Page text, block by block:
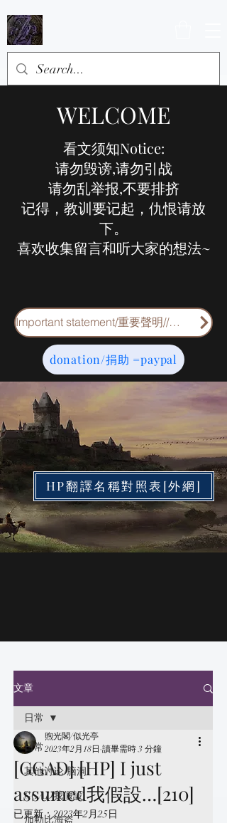
WELCOME
看文须知Notice:
请勿毁谤,请勿引战
请勿乱举报,不要排挤
记得，教训要记起，仇恨请放
下。
喜欢收集留言和听大家的想法~
Important statement/重要聲明//重要申明
donation/捐助 =paypal
HP翻譯名稱對照表[外網]
文章
日常
其他讨论/脑洞
GGAD我假設
加勒比海盗
日常
[GGAD] [HP] I just
assumed我假設…[210]
煦光閣/似光亭
2023年2月18日 讀畢需時 3 分鐘
已更新：2023年2月25日